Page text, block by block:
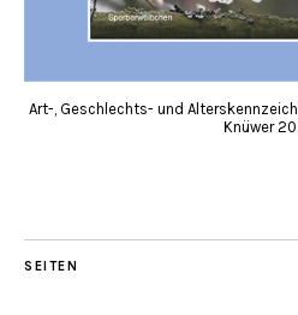
Art-, Geschlechts- und
Knüwer
SEITEN